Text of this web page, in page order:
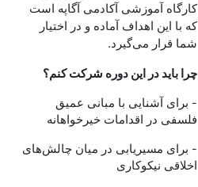
کارگاه آموزشی آکادمی آگاپه است
که با این اهداف آماده و در اختیار
شما قرار می‌گیرد.
چرا باید در این دوره شرکت کنم؟
- برای آشنایی با مبانی عمیق
فلسفی در اقدامات خیرخواهانه
- برای مسیریابی در میان چالش‌های
اخلاقی نیکوکاری